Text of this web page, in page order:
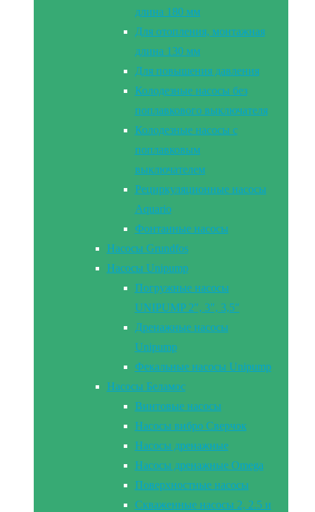
длина 180 мм
Для отопления, монтажная
длина 130 мм
Для повышения давления
Колодезные насосы без
поплавкового выключателя
Колодезные насосы с
поплавковым
выключателем
Рециркуляционные насосы
Aquario
Фонтанные насосы
Насосы Grundfos
Насосы Unipump
Погружные насосы
UNIPUMP 2″, 3″, 3,5″
Дренажные насосы
Unipump
Фекальные насосы Unipump
Насосы Беламос
Винтовые насосы
Насосы вибро Сверчок
Насосы дренажные
Насосы дренажные Omega
Поверхностные насосы
Скваженные насосы 2, 2.5 и